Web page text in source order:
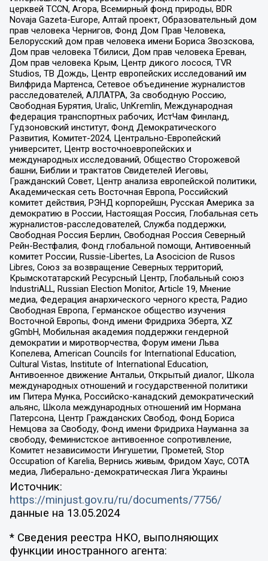
церквей TCCN, Агора, Всемирный фонд природы, BDR
Novaja Gazeta-Europe, Алтай проект, Образовательный дом
прав человека Чернигов, Фонд Дом Прав Человека,
Белорусский дом прав человека имени Бориса Звозскова,
Дом прав человека Тбилиси, Дом прав человека Ереван,
Дом прав человека Крым, Центр дикого лосося, TVR
Studios, ТВ Дождь, Центр европейских исследований им
Вилфрида Мартенса, Сетевое объединение журналистов
расследователей, АЛЛАТРА, За свободную Россию,
Свободная Бурятия, Uralic, UnKremlin, Международная
федерация транспортных рабочих, ИстЧам Финланд,
Гудзоновский институт, Фонд Демократического
Развития, Комитет-2024, Центрально-Европейский
университет, Центр восточноевропейских и
международных исследований, Общество Сторожевой
башни, Библии и трактатов Свидетелей Иеговы,
Гражданский Совет, Центр анализа европейской политики,
Академическая сеть Восточная Европа, Российский
комитет действия, РЭНД корпорейшн, Русская Америка за
демократию в России, Настоящая Россия, Глобальная сеть
журналистов-расследователей, Служба поддержки,
Свободная Россия Берлин, Свободная Россия Северный
Рейн-Вестфалия, Фонд глобальной помощи, Антивоенный
комитет России, Russie-Libertes, La Asocicion de Rusos
Libres, Союз за возвращение Северных территорий,
Крымскотатарский Ресурсный Центр, Глобальный союз
IndustriALL, Russian Election Monitor, Article 19, Мнение
медиа, Федерация анархического черного креста, Радио
Свободная Европа, Германское общество изучения
Восточной Европы, Фонд имени Фридриха Эберта, XZ
gGmbH, Мобильная академия поддержки гендерной
демократии и миротворчества, Форум имени Льва
Копелева, American Councils for International Education,
Cultural Vistas, Institute of International Education,
Антивоенное движение Антальи, Открытый диалог, Школа
международных отношений и государственной политики
им Питера Мунка, Российско-канадский демократический
альянс, Школа международных отношений им Нормана
Патерсона, Центр Гражданских Свобод, Фонд Бориса
Немцова за Свободу, Фонд имени Фридриха Науманна за
свободу, Феминистское антивоенное сопротивление,
Комитет независимости Ингушетии, Прометей, Stop
Occupation of Karelia, Вернись живым, Фридом Хаус, СОТА
медиа, Либерально-демократическая Лига Украины
Источник:
https://minjust.gov.ru/ru/documents/7756/
данные на 13.05.2024
* Сведения реестра НКО, выполняющих
функции иностранного агента: